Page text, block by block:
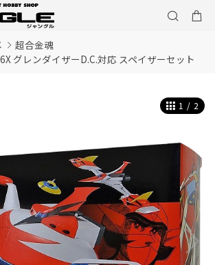
超合金魂
グレンダイザーD.C.対応 スペイザーセット
1 / 2